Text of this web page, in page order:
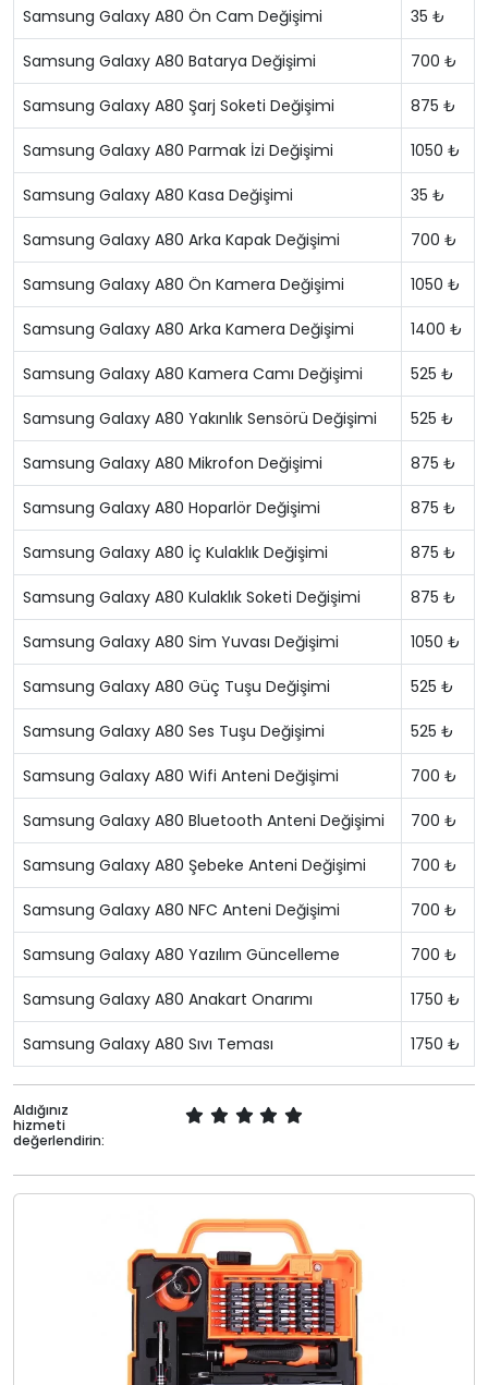
Samsung Galaxy A80 Ön Cam Değişimi 35 ₺
Samsung Galaxy A80 Batarya Değişimi 700 ₺
Samsung Galaxy A80 Şarj Soketi Değişimi 875 ₺
Samsung Galaxy A80 Parmak İzi Değişimi 1050 ₺
Samsung Galaxy A80 Kasa Değişimi 35 ₺
Samsung Galaxy A80 Arka Kapak Değişimi 700 ₺
Samsung Galaxy A80 Ön Kamera Değişimi 1050 ₺
Samsung Galaxy A80 Arka Kamera Değişimi 1400 ₺
Samsung Galaxy A80 Kamera Camı Değişimi 525 ₺
Samsung Galaxy A80 Yakınlık Sensörü Değişimi 525 ₺
Samsung Galaxy A80 Mikrofon Değişimi 875 ₺
Samsung Galaxy A80 Hoparlör Değişimi 875 ₺
Samsung Galaxy A80 İç Kulaklık Değişimi 875 ₺
Samsung Galaxy A80 Kulaklık Soketi Değişimi 875 ₺
Samsung Galaxy A80 Sim Yuvası Değişimi 1050 ₺
Samsung Galaxy A80 Güç Tuşu Değişimi 525 ₺
Samsung Galaxy A80 Ses Tuşu Değişimi 525 ₺
Samsung Galaxy A80 Wifi Anteni Değişimi 700 ₺
Samsung Galaxy A80 Bluetooth Anteni Değişimi 700 ₺
Samsung Galaxy A80 Şebeke Anteni Değişimi 700 ₺
Samsung Galaxy A80 NFC Anteni Değişimi 700 ₺
Samsung Galaxy A80 Yazılım Güncelleme 700 ₺
Samsung Galaxy A80 Anakart Onarımı 1750 ₺
Samsung Galaxy A80 Sıvı Teması 1750 ₺
Aldığınız
hizmeti
değerlendirin: